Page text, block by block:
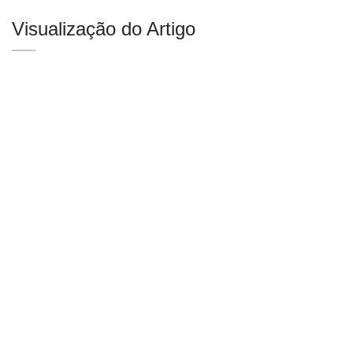
Visualização do Artigo